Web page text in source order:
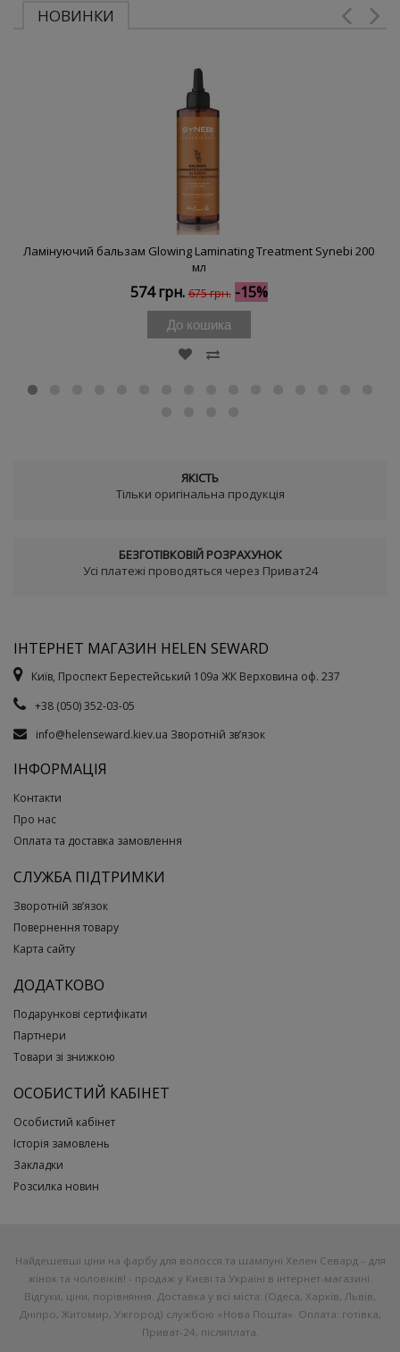
НОВИНКИ
Ламінуючий бальзам Glowing Laminating Treatment Synebi 200
мл
574 грн. 675 грн. -15%
До кошика
ЯКІСТЬ
Тільки оригінальна продукція
БЕЗГОТІВКОВІЙ РОЗРАХУНОК
Усі платежі проводяться через Приват24
ІНТЕРНЕТ МАГАЗИН HELEN SEWARD
Київ, Проспект Берестейський 109а ЖК Верховина оф. 237
+38 (050) 352-03-05
info@helenseward.kiev.ua Зворотній зв’язок
ІНФОРМАЦІЯ
Контакти
Про нас
Оплата та доставка замовлення
СЛУЖБА ПІДТРИМКИ
Зворотній зв’язок
Повернення товару
Карта сайту
ДОДАТКОВО
Подарункові сертифікати
Партнери
Товари зі знижкою
ОСОБИСТИЙ КАБІНЕТ
Особистий кабінет
Історія замовлень
Закладки
Розсилка новин
Найдешевші ціни на фарбу для волосся та шампуні Хелен Севард – для
жінок та чоловіків! - продаж у Києві та Україні в інтернет-магазині.
Відгуки, ціни, порівняння. Доставка у всі міста: (Одеса, Харків, Львів,
Дніпро, Житомир, Ужгород) службою «Нова Пошта». Оплата: готівка,
Приват-24, післяплата.